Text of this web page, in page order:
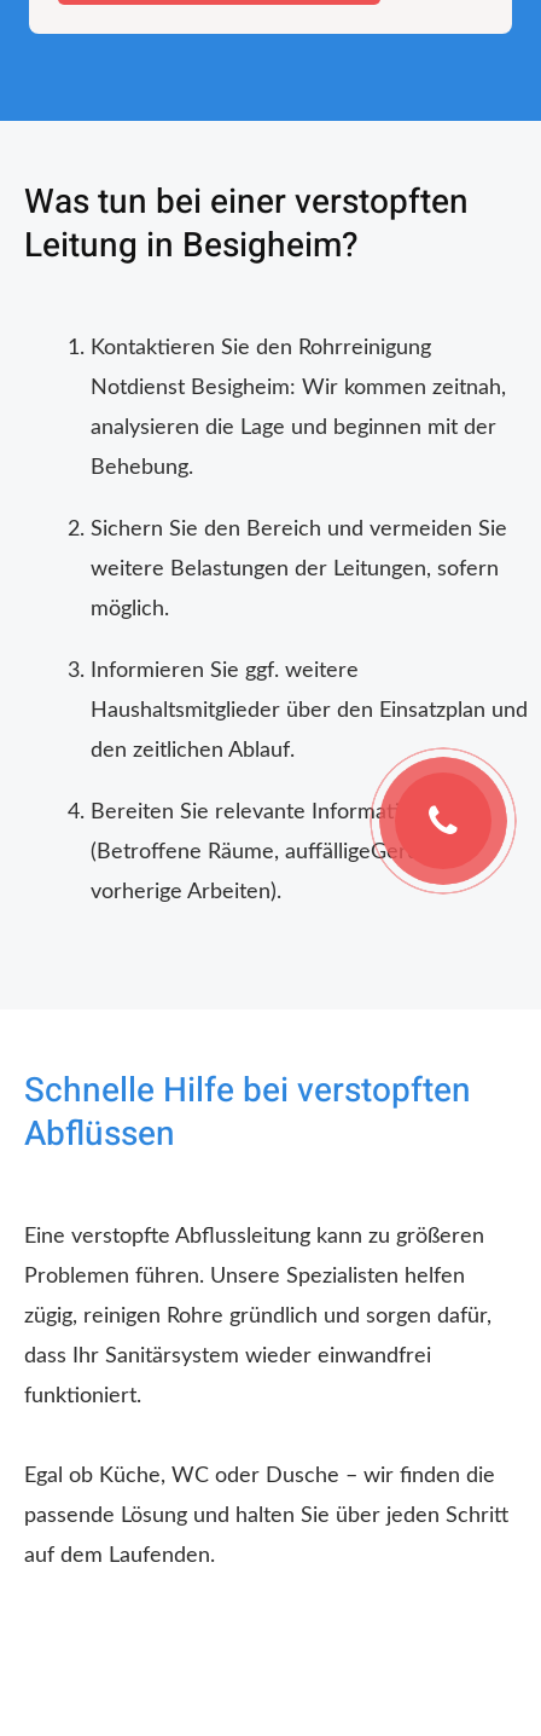
Was tun bei einer verstopften
Leitung in Besigheim?
Kontaktieren Sie den Rohrreinigung
Notdienst Besigheim: Wir kommen zeitnah,
analysieren die Lage und beginnen mit der
Behebung.
Sichern Sie den Bereich und vermeiden Sie
weitere Belastungen der Leitungen, sofern
möglich.
Informieren Sie ggf. weitere
Haushaltsmitglieder über den Einsatzplan und
den zeitlichen Ablauf.
Bereiten Sie relevante Informationen vor
(Betroffene Räume, auffälligeGerüche,
vorherige Arbeiten).
Schnelle Hilfe bei verstopften
Abflüssen
Eine verstopfte Abflussleitung kann zu größeren
Problemen führen. Unsere Spezialisten helfen
zügig, reinigen Rohre gründlich und sorgen dafür,
dass Ihr Sanitärsystem wieder einwandfrei
funktioniert.
Egal ob Küche, WC oder Dusche – wir finden die
passende Lösung und halten Sie über jeden Schritt
auf dem Laufenden.